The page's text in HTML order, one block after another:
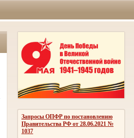
Запросы ОПФР по постановлению
Правительства РФ от 28.06.2021 №
1037